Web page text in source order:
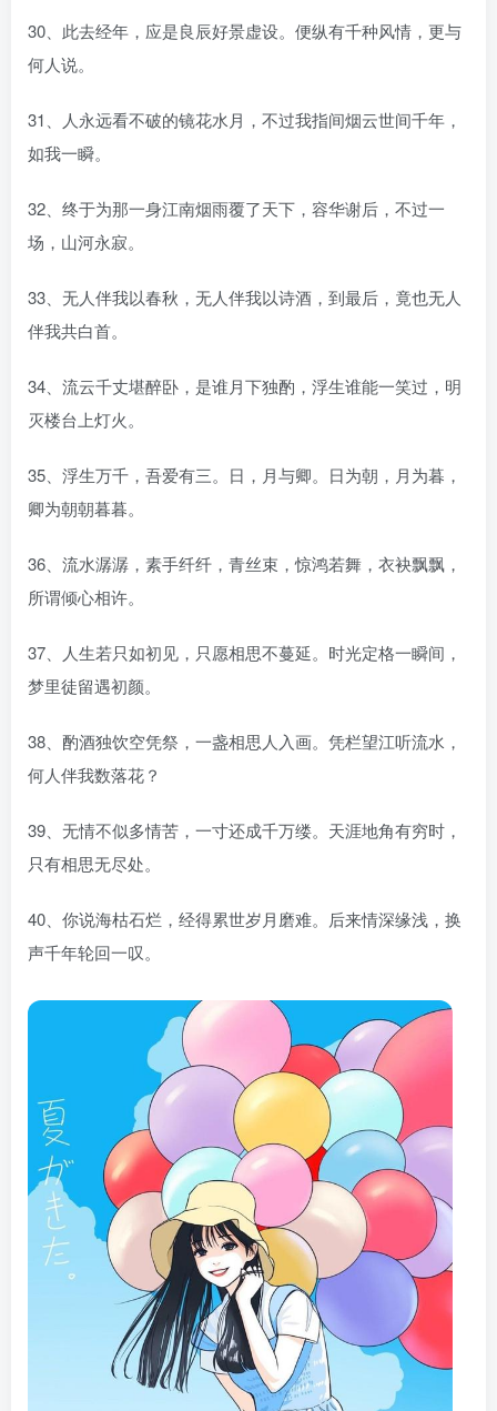
30、此去经年，应是良辰好景虚设。便纵有千种风情，更与
何人说。
31、人永远看不破的镜花水月，不过我指间烟云世间千年，
如我一瞬。
32、终于为那一身江南烟雨覆了天下，容华谢后，不过一
场，山河永寂。
33、无人伴我以春秋，无人伴我以诗酒，到最后，竟也无人
伴我共白首。
34、流云千丈堪醉卧，是谁月下独酌，浮生谁能一笑过，明
灭楼台上灯火。
35、浮生万千，吾爱有三。日，月与卿。日为朝，月为暮，
卿为朝朝暮暮。
36、流水潺潺，素手纤纤，青丝束，惊鸿若舞，衣袂飘飘，
所谓倾心相许。
37、人生若只如初见，只愿相思不蔓延。时光定格一瞬间，
梦里徒留遇初颜。
38、酌酒独饮空凭祭，一盏相思人入画。凭栏望江听流水，
何人伴我数落花？
39、无情不似多情苦，一寸还成千万缕。天涯地角有穷时，
只有相思无尽处。
40、你说海枯石烂，经得累世岁月磨难。后来情深缘浅，换
声千年轮回一叹。